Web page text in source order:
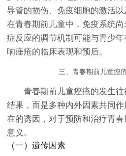
导管的损伤、免疫细胞的激活以
在青春期前儿童中，免疫系统
症反应的调节机制可能与青少
响痤疮的临床表现和预后。
三、青春期前儿童痤
青春期前儿童痤疮的发生
结果，而是多种内外因素共同
在的诱因，对于预防和治疗青
意义。
（一）遗传因素